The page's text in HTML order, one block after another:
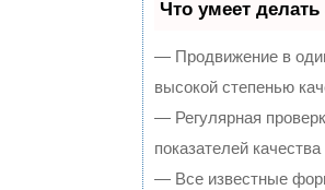
Что умеет делать
— Продвижение в
высокой степенью
— Регулярная
показателей качества
— Все известные